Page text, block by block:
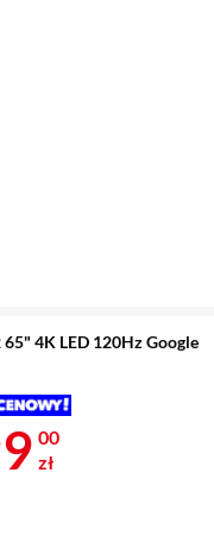
4K LED 120Hz Google
4 799 zł
00
zł